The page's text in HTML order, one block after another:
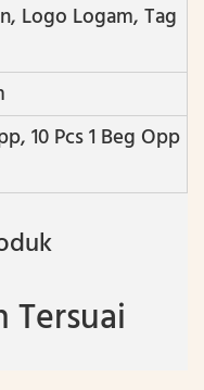
Logo Logam, Tag
10 Pcs 1 Beg Opp
Tersuai